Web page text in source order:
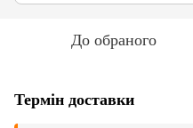
До обраного
Термін доставки